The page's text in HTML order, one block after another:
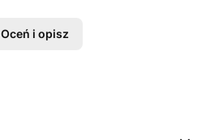
Oceń i opisz